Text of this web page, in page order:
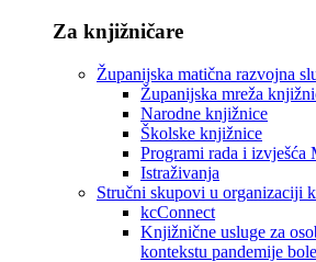
Za knjižničare
Županijska matična razvojna
Županijska mreža
Narodne knjižnice
Školske knjižnice
Programi rada i izvješća
Istraživanja
Stručni skupovi u organizaciji
kcConnect
Knjižnične usluge za
kontekstu pandemije